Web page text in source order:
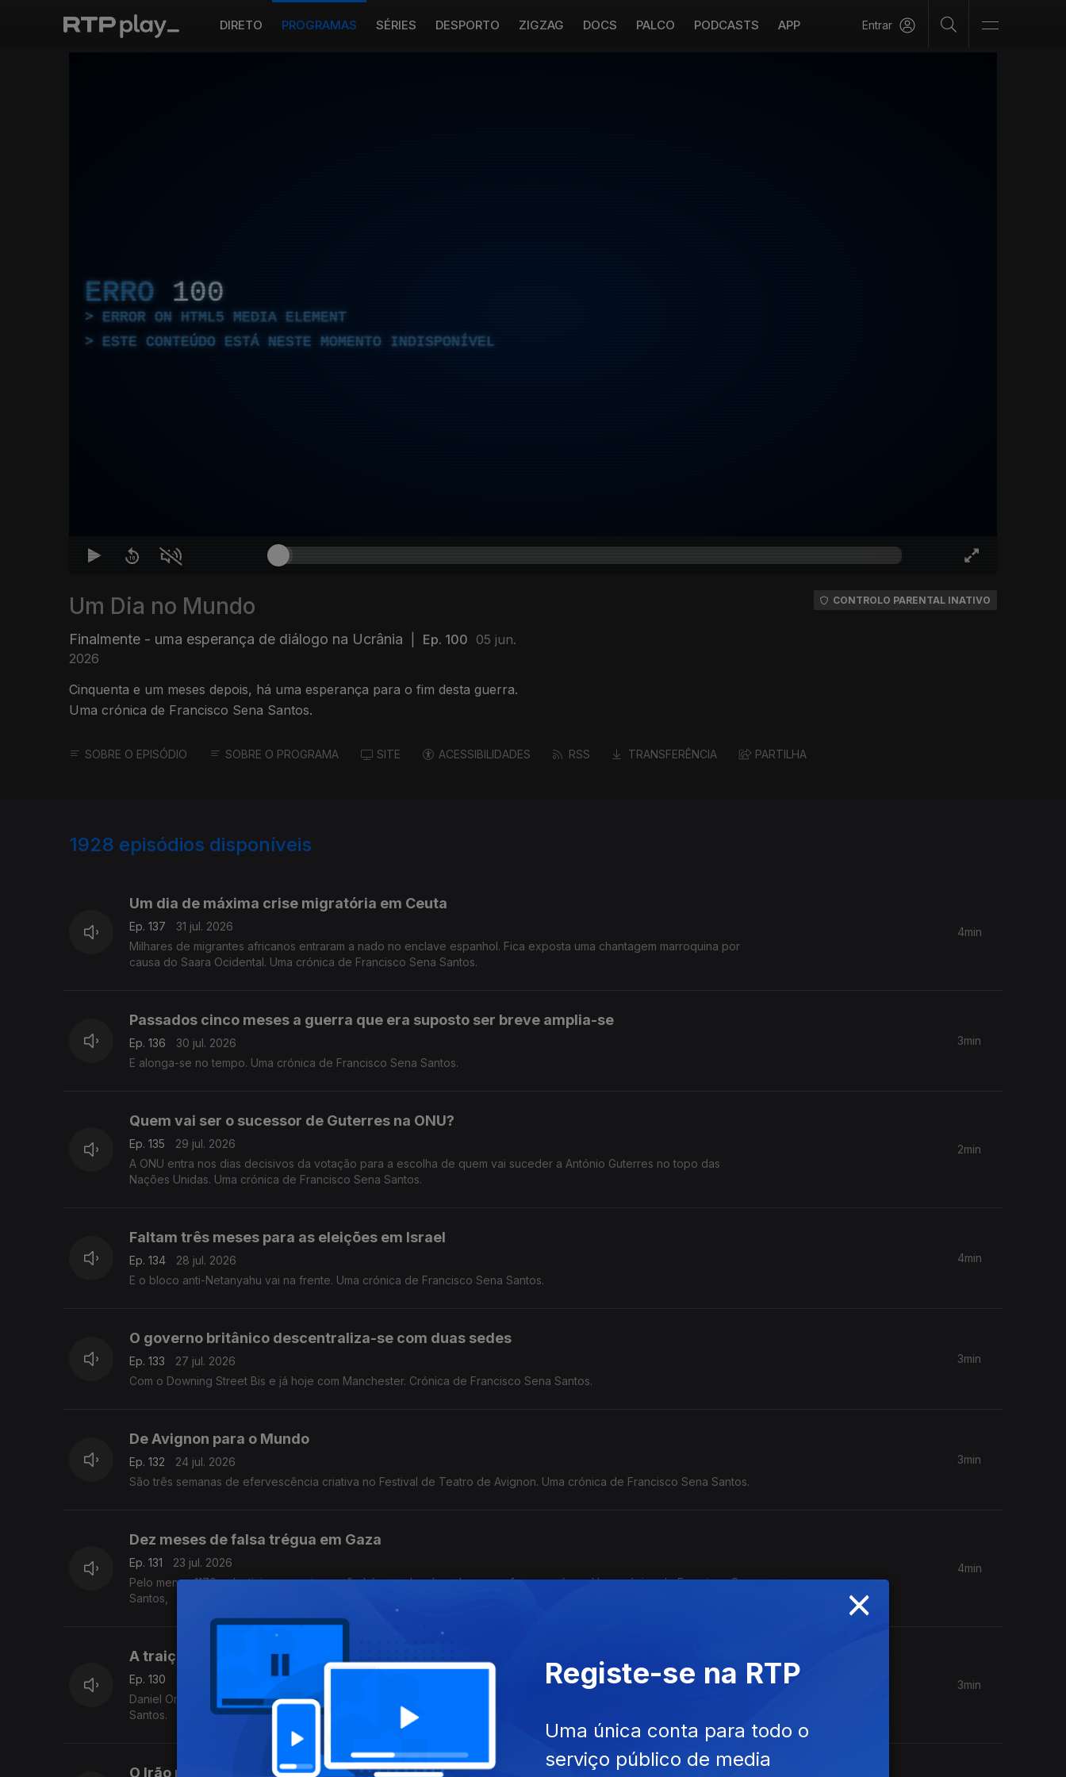
DIRETO PROGRAMAS SÉRIES DESPORTO ZIGZAG DOCS PALCO PODCASTS APP Entrar
ERRO 100
ERROR ON HTML5 MEDIA ELEMENT
ESTE CONTEÚDO ESTÁ NESTE MOMENTO INDISPONÍVEL
Um Dia no Mundo
Finalmente - uma esperança de diálogo na Ucrânia Ep. 100 05 jun.
2026
Cinquenta e um meses depois, há uma esperança para o fim desta guerra.
Uma crónica de Francisco Sena Santos.
CONTROLO PARENTAL INATIVO
SOBRE O EPISÓDIO SOBRE O PROGRAMA SITE ACESSIBILIDADES RSS TRANSFERÊNCIA PARTILHA
1928 episódios disponíveis
Um dia de máxima crise migratória em Ceuta
Ep. 137
31 jul. 2026
Milhares de migrantes africanos entraram a nado no enclave espanhol. Fica exposta uma chantagem marroquina por
causa do Saara Ocidental. Uma crónica de Francisco Sena Santos.
4min
Passados cinco meses a guerra que era suposto ser breve amplia-se
Ep. 136
30 jul. 2026
E alonga-se no tempo. Uma crónica de Francisco Sena Santos.
3min
Quem vai ser o sucessor de Guterres na ONU?
Ep. 135
29 jul. 2026
A ONU entra nos dias decisivos da votação para a escolha de quem vai suceder a António Guterres no topo das
Nações Unidas. Uma crónica de Francisco Sena Santos.
2min
Faltam três meses para as eleições em Israel
Ep. 134
28 jul. 2026
E o bloco anti-Netanyahu vai na frente. Uma crónica de Francisco Sena Santos.
4min
O governo britânico descentraliza-se com duas sedes
Ep. 133
27 jul. 2026
Com o Downing Street Bis e já hoje com Manchester. Crónica de Francisco Sena Santos.
3min
De Avignon para o Mundo
Ep. 132
24 jul. 2026
São três semanas de efervescência criativa no Festival de Teatro de Avignon. Uma crónica de Francisco Sena Santos.
3min
Dez meses de falsa trégua em Gaza
Ep. 131
23 jul. 2026
Pelo menos 1170 palestinianos mortos e não há um cubo de gelo para refrescar a água. Uma crónica de Francisco Sena
Santos,
4min
A traição do revolucionário Ortega em Nicarágua
Ep. 130
Daniel Ortega, no poder há praticamente 20 anos, quer agora acabar com o voto. Uma crónica de Francisco Sena
Santos.
3min
O Irão prepara a retaliação com a guerra da sede
×
Registe-se na RTP
Uma única conta para todo o
serviço público de media